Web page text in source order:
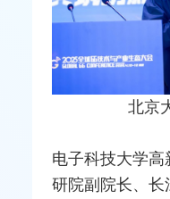
北京
电子科技大学
研院副院长、